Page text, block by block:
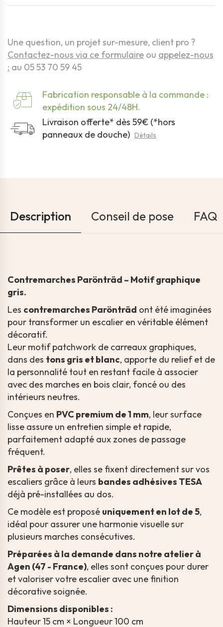
Une question, un projet sur-mesure, client pro ?
Contactez-nous via ce formulaire ou appelez-nous
: au 05 53 70 59 45
Fabrication responsable à la commande :
expédition sous 24/48H.
Livraison offerte* dès 59€ (*hors
panneaux de douche) Détails
Description Conseil de pose FAQ
Contremarches Parönträd – Motif graphique
gris.
Les contremarches Parönträd ont été imaginées
pour transformer un escalier en véritable élément
décoratif.
Leur motif patchwork de carreaux graphiques,
dans des tons gris et blanc, apporte du relief et de
la personnalité tout en restant facile à associer
avec des marches en bois clair, foncé ou des
intérieurs neutres.
Conçues en PVC premium de 1 mm, leur surface
lisse assure un entretien simple et rapide,
parfaitement adapté aux zones de passage
fréquent.
Prêtes à poser, elles se fixent directement sur vos
escaliers grâce à leurs bandes adhésives TESA
déjà pré-installées au dos.
Ce modèle est proposé uniquement en lot de 5,
idéal pour assurer une harmonie visuelle sur
plusieurs marches consécutives.
Préparées à la demande dans notre atelier à
Agen (47 - France), elles sont conçues pour durer
et valoriser votre escalier avec une finition
décorative soignée.
Dimensions disponibles :
Hauteur 15 cm × Longueur 100 cm